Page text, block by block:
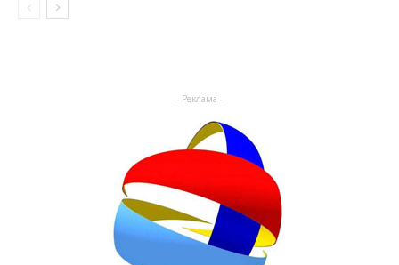
- Реклама -